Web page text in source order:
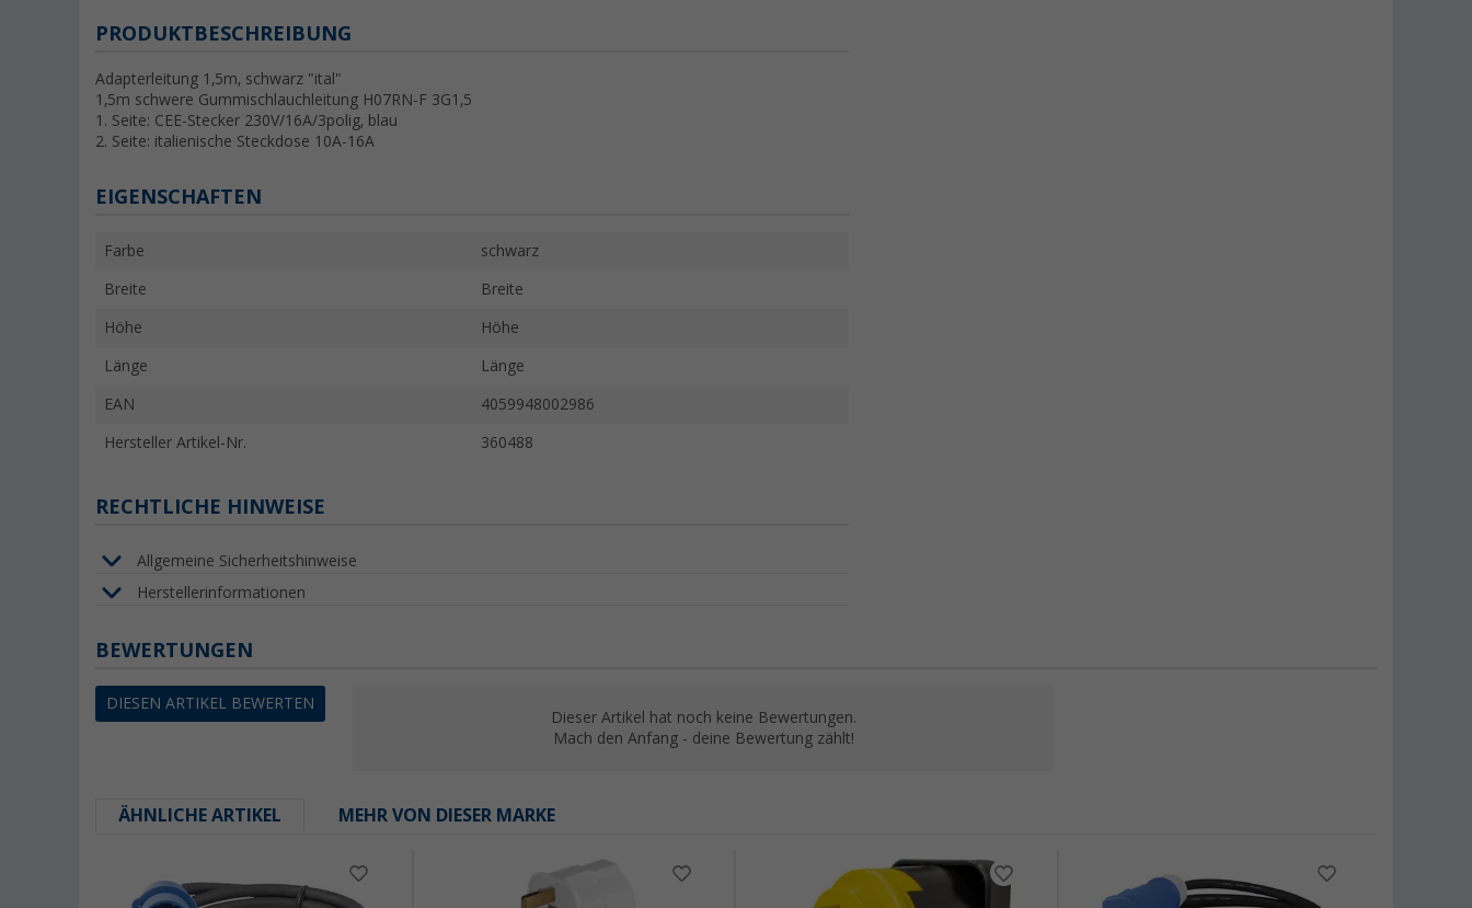
PRODUKTBESCHREIBUNG
Adapterleitung 1,5m, schwarz "ital"
1,5m schwere Gummischlauchleitung H07RN-F 3G1,5
1. Seite: CEE-Stecker 230V/16A/3polig, blau
2. Seite: italienische Steckdose 10A-16A
EIGENSCHAFTEN
Farbe schwarz
Breite Breite
Höhe Höhe
Länge Länge
EAN 4059948002986
Hersteller Artikel-Nr. 360488
RECHTLICHE HINWEISE
Allgemeine Sicherheitshinweise
Herstellerinformationen
BEWERTUNGEN
DIESEN ARTIKEL BEWERTEN
Dieser Artikel hat noch keine Bewertungen.
Mach den Anfang - deine Bewertung zählt!
ÄHNLICHE ARTIKEL MEHR VON DIESER MARKE